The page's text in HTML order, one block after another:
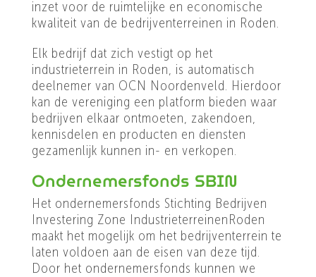
inzet voor de ruimtelijke en economische
kwaliteit van de bedrijventerreinen in Roden.
Elk bedrijf dat zich vestigt op het
industrieterrein in Roden, is automatisch
deelnemer van OCN Noordenveld. Hierdoor
kan de vereniging een platform bieden waar
bedrijven elkaar ontmoeten, zakendoen,
kennisdelen en producten en diensten
gezamenlijk kunnen in- en verkopen.
Ondernemersfonds SBIN
Het ondernemersfonds Stichting Bedrijven
Investering Zone IndustrieterreinenRoden
maakt het mogelijk om het bedrijventerrein te
laten voldoen aan de eisen van deze tijd.
Door het ondernemersfonds kunnen we